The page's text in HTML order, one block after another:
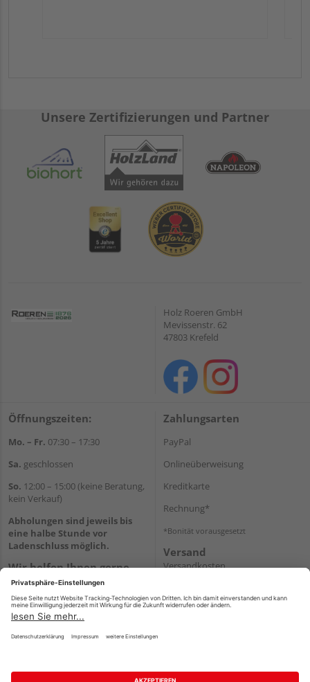
Unsere Zertifizierungen und Partner
Holz Roeren GmbH
Mevissenstr. 62
47803 Krefeld
Öffnungszeiten:
Mo. – Fr. 07:30 – 17:30
Sa. geschlossen
So. 12:00 – 15:00 (keine Beratung,
kein Verkauf)
Abholungen sind jeweils bis
eine halbe Stunde vor
Ladenschluss möglich.
Wir helfen Ihnen gerne
weiter
Tel.:+49 2151 8787-70
E-Mail:onlineshop@holz-
roeren.de
Zahlungsarten
PayPal
Onlineüberweisung
Kreditkarte
Rechnung*
*Bonität vorausgesetzt
Versand
Versandkosten
Impressum AGB Widerruf Datenschutz